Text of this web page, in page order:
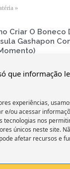
que informação
experiências,
e/ou acessar
tecnologias nos
únicos neste site.
afetar recursos e
»
Criar O Boneco
Gashapon
»
1 2 3 4 5